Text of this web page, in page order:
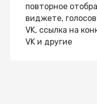
повторное
виджете,
VK, ссылка на
VK и другие